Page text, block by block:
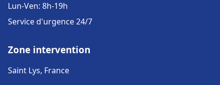
Lun-Ven: 8h-19h
Service d'urgence 24/7
Zone intervention
Saint Lys, France